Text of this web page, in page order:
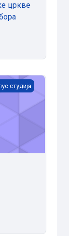
цркве
студија